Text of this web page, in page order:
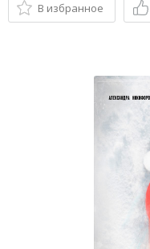
В избранное